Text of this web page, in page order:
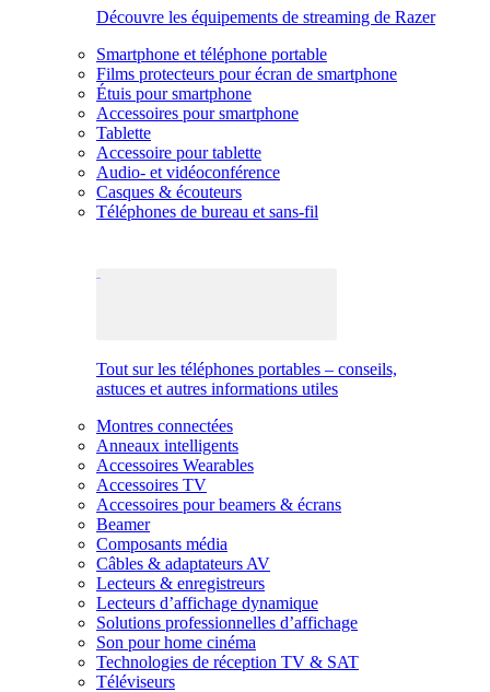
Découvre les équipements de streaming de Razer
Smartphone et téléphone portable
Films protecteurs pour écran de smartphone
Étuis pour smartphone
Accessoires pour smartphone
Tablette
Accessoire pour tablette
Audio- et vidéoconférence
Casques & écouteurs
Téléphones de bureau et sans-fil
Tout sur les téléphones portables – conseils,
astuces et autres informations utiles
Montres connectées
Anneaux intelligents
Accessoires Wearables
Accessoires TV
Accessoires pour beamers & écrans
Beamer
Composants média
Câbles & adaptateurs AV
Lecteurs & enregistreurs
Lecteurs d’affichage dynamique
Solutions professionnelles d’affichage
Son pour home cinéma
Technologies de réception TV & SAT
Téléviseurs